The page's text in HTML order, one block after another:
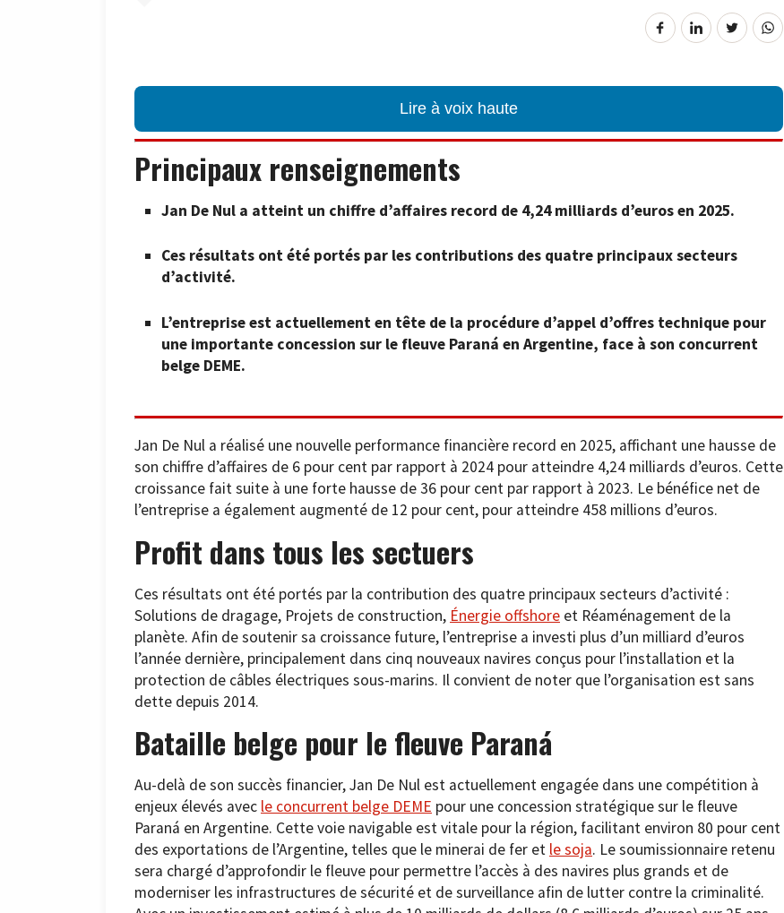
Lire à voix haute
Principaux renseignements
Jan De Nul a atteint un chiffre d’affaires record de 4,24 milliards d’euros en 2025.
Ces résultats ont été portés par les contributions des quatre principaux secteurs
d’activité.
L’entreprise est actuellement en tête de la procédure d’appel d’offres technique pour
une importante concession sur le fleuve Paraná en Argentine, face à son concurrent
belge DEME.
Jan De Nul a réalisé une nouvelle performance financière record en 2025, affichant une hausse de
son chiffre d’affaires de 6 pour cent par rapport à 2024 pour atteindre 4,24 milliards d’euros. Cette
croissance fait suite à une forte hausse de 36 pour cent par rapport à 2023. Le bénéfice net de
l’entreprise a également augmenté de 12 pour cent, pour atteindre 458 millions d’euros.
Profit dans tous les sectuers
Ces résultats ont été portés par la contribution des quatre principaux secteurs d’activité :
Solutions de dragage, Projets de construction, Énergie offshore et Réaménagement de la
planète. Afin de soutenir sa croissance future, l’entreprise a investi plus d’un milliard d’euros
l’année dernière, principalement dans cinq nouveaux navires conçus pour l’installation et la
protection de câbles électriques sous-marins. Il convient de noter que l’organisation est sans
dette depuis 2014.
Bataille belge pour le fleuve Paraná
Au-delà de son succès financier, Jan De Nul est actuellement engagée dans une compétition à
enjeux élevés avec le concurrent belge DEME pour une concession stratégique sur le fleuve
Paraná en Argentine. Cette voie navigable est vitale pour la région, facilitant environ 80 pour cent
des exportations de l’Argentine, telles que le minerai de fer et le soja. Le soumissionnaire retenu
sera chargé d’approfondir le fleuve pour permettre l’accès à des navires plus grands et de
moderniser les infrastructures de sécurité et de surveillance afin de lutter contre la criminalité.